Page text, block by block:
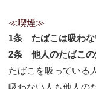
≪喫煙≫
1条 たばこは吸わな
2条 他人のたばこの
たばこを吸っている
吸わない人も他人の